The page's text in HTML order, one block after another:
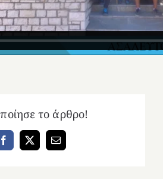
το άρθρο!
Facebook
X Email